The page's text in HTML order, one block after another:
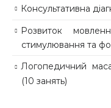
Консультативна
Розвиток
стимулювання та
Логопедичний
(10 занять)